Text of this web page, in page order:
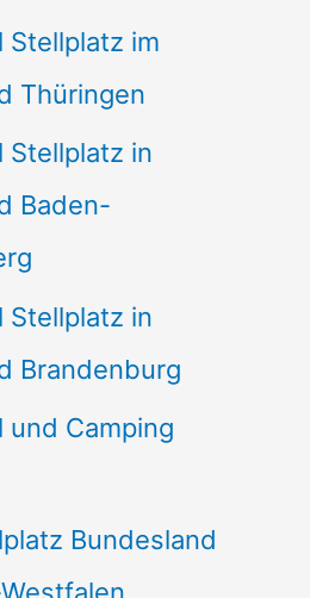
Stellplatz im
Thüringen
Stellplatz in
Baden-
Stellplatz in
Brandenburg
und Camping
Bundesland